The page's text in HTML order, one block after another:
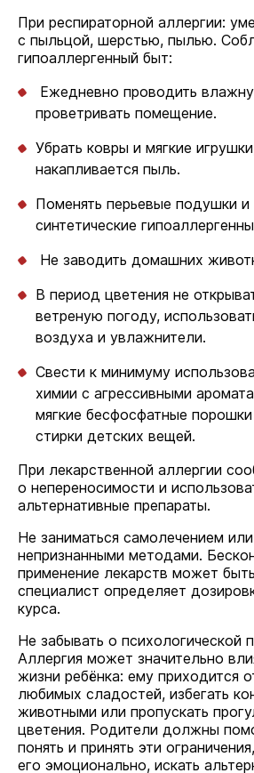
При респираторной аллергии:
с пыльцой, шерстью, пылью.
гипоаллергенный быт:
Ежедневно проводить
проветривать помещение.
Убрать ковры и мягкие
накапливается пыль.
Поменять перьевые подушки и
синтетические
Не заводить домашних
В период цветения не
ветреную погоду,
воздуха и увлажнители.
Свести к минимуму
химии с агрессивными
мягкие бесфосфатные
стирки детских вещей.
При лекарственной аллергии
о непереносимости и
альтернативные препараты.
Не заниматься самолечением
непризнанными методами.
применение лекарств может
специалист определяет
курса.
Не забывать о психологической
Аллергия может значительно
жизни ребёнка: ему приходится
любимых сладостей, избегать
животными или пропускать
цветения. Родители должны
понять и принять эти
его эмоционально, искать